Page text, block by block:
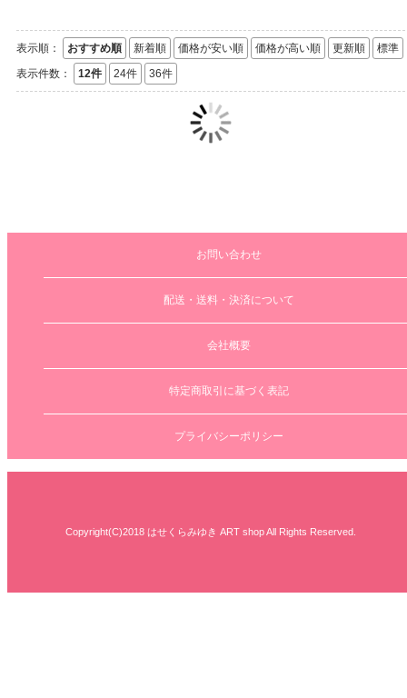
表示順： おすすめ順 新着順 価格が安い順 価格が高い順 更新順
標準
表示件数：
12件 24件 36件
お問い合わせ
配送・送料・決済について
会社概要
特定商取引に基づく表記
プライバシーポリシー
Copyright(C)2018 はせくらみゆき ART shop All Rights Reserved.